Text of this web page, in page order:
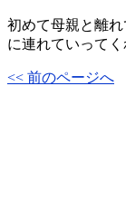
初めて母親と離
に連れていって
<< 前のページへ